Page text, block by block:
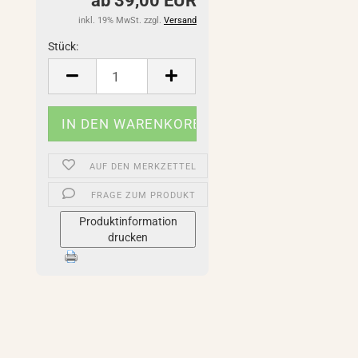
inkl. 19% MwSt. zzgl. Versand
Stück:
Stück
AUF DEN MERKZETTEL
FRAGE ZUM PRODUKT
Produktinformation
drucken